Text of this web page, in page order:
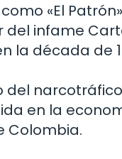
«El
del infame
la década de
del
en la
Colombia.